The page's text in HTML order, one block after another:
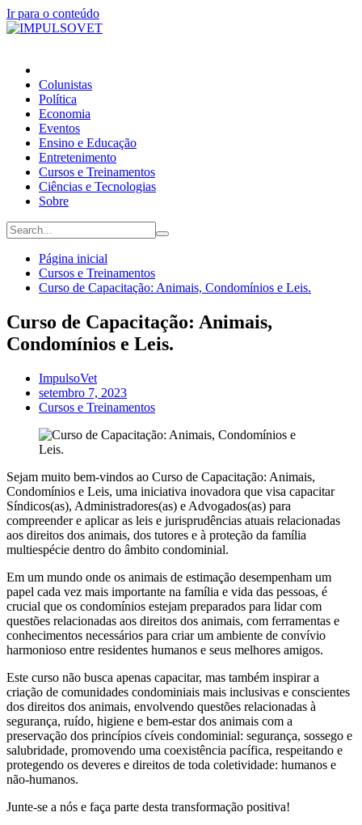
Ir para o conteúdo
Colunistas
Política
Economia
Eventos
Ensino e Educação
Entretenimento
Cursos e Treinamentos
Ciências e Tecnologias
Sobre
Página inicial
Cursos e Treinamentos
Curso de Capacitação: Animais, Condomínios e Leis.
Curso de Capacitação: Animais,
Condomínios e Leis.
ImpulsoVet
setembro 7, 2023
Cursos e Treinamentos
Sejam muito bem-vindos ao Curso de Capacitação: Animais,
Condomínios e Leis, uma iniciativa inovadora que visa capacitar
Síndicos(as), Administradores(as) e Advogados(as) para
compreender e aplicar as leis e jurisprudências atuais relacionadas
aos direitos dos animais, dos tutores e à proteção da família
multiespécie dentro do âmbito condominial.
Em um mundo onde os animais de estimação desempenham um
papel cada vez mais importante na família e vida das pessoas, é
crucial que os condomínios estejam preparados para lidar com
questões relacionadas aos direitos dos animais, com ferramentas e
conhecimentos necessários para criar um ambiente de convívio
harmonioso entre residentes humanos e seus melhores amigos.
Este curso não busca apenas capacitar, mas também inspirar a
criação de comunidades condominiais mais inclusivas e conscientes
dos direitos dos animais, envolvendo questões relacionadas à
segurança, ruído, higiene e bem-estar dos animais com a
preservação dos princípios cíveis condominial: segurança, sossego e
salubridade, promovendo uma coexistência pacífica, respeitando e
protegendo os deveres e direitos de toda coletividade: humanos e
não-humanos.
Junte-se a nós e faça parte desta transformação positiva!